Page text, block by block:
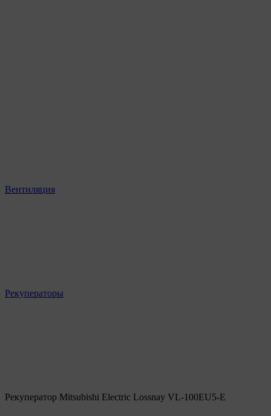
Вентиляция
Рекуператоры
Рекуператор Mitsubishi Electric Lossnay VL-100EU5-E